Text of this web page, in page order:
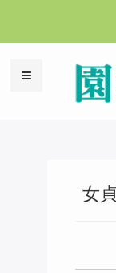
女